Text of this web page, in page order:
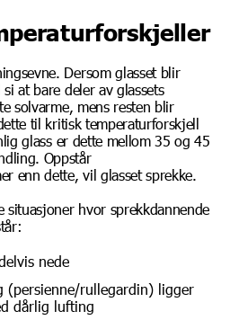
Dersom glasset blir
at bare deler av glassets
solvarme, mens resten blir
til kritisk temperaturforskjell
glass er dette mellom 35 og 45
Oppstår
enn dette, vil glasset sprekke.
situasjoner hvor sprekkdannende
nede
(persienne/rullegardin) ligger
dårlig lufting